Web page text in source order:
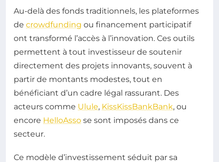
Au-delà des fonds traditionnels, les plateformes
de crowdfunding ou financement participatif
ont transformé l’accès à l’innovation. Ces outils
permettent à tout investisseur de soutenir
directement des projets innovants, souvent à
partir de montants modestes, tout en
bénéficiant d’un cadre légal rassurant. Des
acteurs comme Ulule, KissKissBankBank, ou
encore HelloAsso se sont imposés dans ce
secteur.
Ce modèle d’investissement séduit par sa